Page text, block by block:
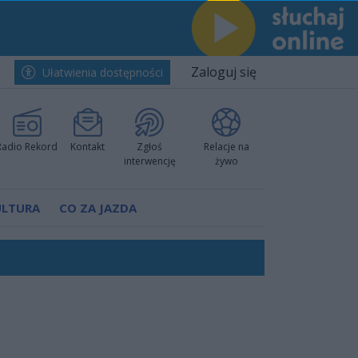
Ułatwienia dostępności Zaloguj się
Rekord Kontakt
Zgłoś
interwencję
Relacje na
żywo
CO ZA JAZDA
pokazali klasę
nową sportową tradycję"